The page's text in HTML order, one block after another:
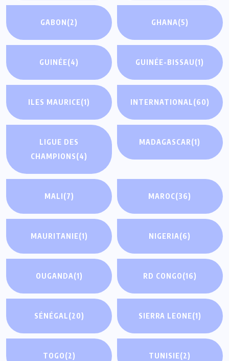
GABON(2) GHANA(5)
GUINÉE(4) GUINÉE-BISSAU(1)
ILES MAURICE(1) INTERNATIONAL(60)
LIGUE DES
CHAMPIONS(4)
MADAGASCAR(1)
MALI(7) MAROC(36)
MAURITANIE(1) NIGERIA(6)
OUGANDA(1) RD CONGO(16)
SÉNÉGAL(20) SIERRA LEONE(1)
TOGO(2) TUNISIE(2)